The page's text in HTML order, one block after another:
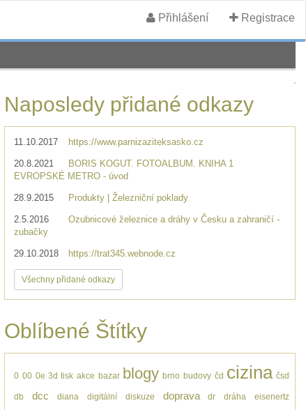
Přihlášení Registrace
Naposledy přidané odkazy
11.10.2017 https://www.parnizaziteksasko.cz
20.8.2021
BORIS KOGUT. FOTOALBUM. KNIHA 1
EVROPSKÉ METRO - úvod
28.9.2015 Produkty | Železniční poklady
2.5.2016
Ozubnicové železnice a dráhy v Česku a zahraničí -
zubačky
29.10.2018 https://trat345.webnode.cz
Všechny přidané odkazy
Oblíbené Štítky
0 00 0e 3d tisk akce bazar blogy brno budovy čd cizina čsd
db dcc diana digitální diskuze doprava dr dráha eisenertz